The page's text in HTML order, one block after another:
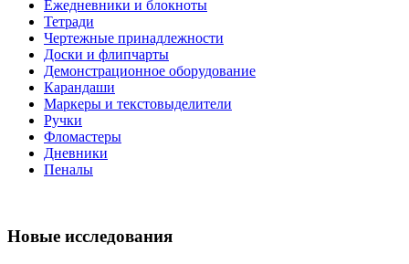
Ежедневники и блокноты
Тетради
Чертежные принадлежности
Доски и флипчарты
Демонстрационное оборудование
Карандаши
Маркеры и текстовыделители
Ручки
Фломастеры
Дневники
Пеналы
Новые исследования